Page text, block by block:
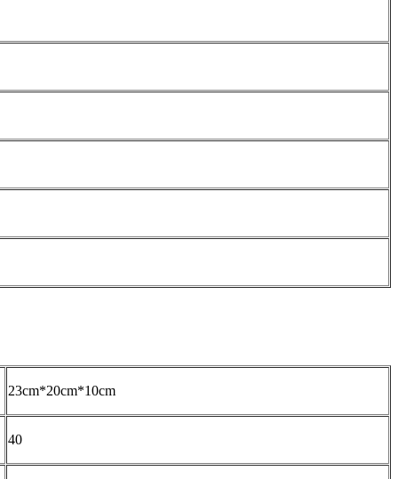
23cm*20cm*10cm
40